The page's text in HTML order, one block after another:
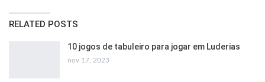
RELATED POSTS
10 jogos de tabuleiro para jogar em Luderias
nov 17, 2023